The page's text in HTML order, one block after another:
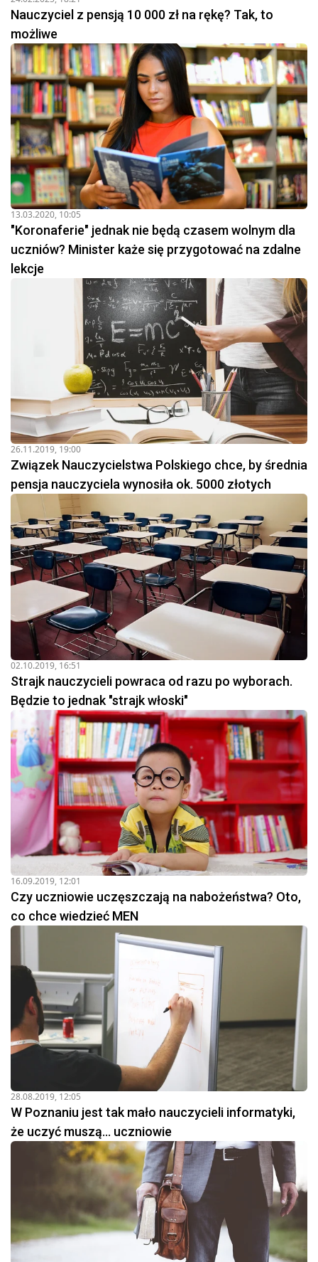
Nauczyciel z pensją 10 000 zł na rękę? Tak, to
możliwe
13.03.2020, 10:05
"Koronaferie" jednak nie będą czasem wolnym dla
uczniów? Minister każe się przygotować na zdalne
lekcje
26.11.2019, 19:00
Związek Nauczycielstwa Polskiego chce, by średnia
pensja nauczyciela wynosiła ok. 5000 złotych
02.10.2019, 16:51
Strajk nauczycieli powraca od razu po wyborach.
Będzie to jednak "strajk włoski"
16.09.2019, 12:01
Czy uczniowie uczęszczają na nabożeństwa? Oto,
co chce wiedzieć MEN
28.08.2019, 12:05
W Poznaniu jest tak mało nauczycieli informatyki,
że uczyć muszą... uczniowie